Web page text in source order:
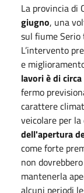
La provincia di
giugno, una
sul fiume Serio
L’intervento
e
lavori è di
fermo
carattere
veicolare per
dell'apertura
come forte
non
mantenerla
alcuni periodi